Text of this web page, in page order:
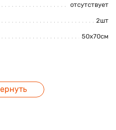
отсутствует
2шт
50х70см
хлопок с компаньоном.